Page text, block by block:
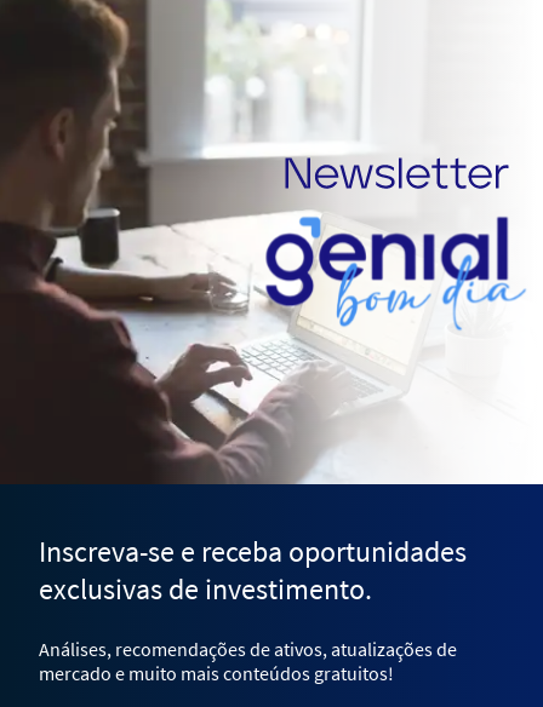
Inscreva-se e receba oportunidades
exclusivas de investimento.
Análises, recomendações de ativos, atualizações de
mercado e muito mais conteúdos gratuitos!